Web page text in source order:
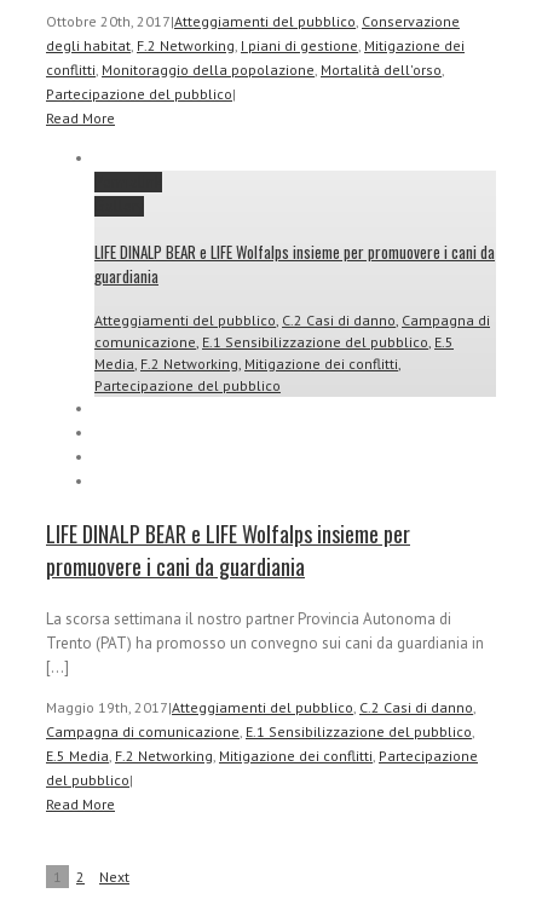
Ottobre 20th, 2017|Atteggiamenti del pubblico, Conservazione
degli habitat, F.2 Networking, I piani di gestione, Mitigazione dei
conflitti, Monitoraggio della popolazione, Mortalità dell'orso,
Partecipazione del pubblico|
Read More
LIFE DINALP BEAR e LIFE Wolfalps insieme per promuovere i cani da
guardiania
Atteggiamenti del pubblico C.2 Casi di danno Campagna di
comunicazione E.1 Sensibilizzazione del pubblico E.5
Media F.2 Networking Mitigazione dei conflitti
Partecipazione del pubblico
LIFE DINALP BEAR e LIFE Wolfalps insieme per
promuovere i cani da guardiania
La scorsa settimana il nostro partner Provincia Autonoma di
Trento (PAT) ha promosso un convegno sui cani da guardiania in
[...]
Maggio 19th, 2017|Atteggiamenti del pubblico C.2 Casi di danno
Campagna di comunicazione E.1 Sensibilizzazione del pubblico
E.5 Media F.2 Networking Mitigazione dei conflitti Partecipazione
del pubblico|
Read More
1 2 Next